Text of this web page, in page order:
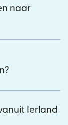
naar
Ierland